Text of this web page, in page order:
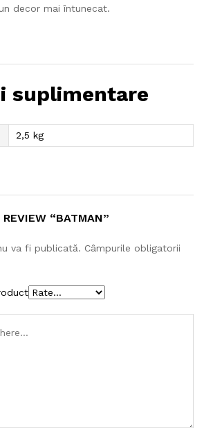
decor mai întunecat.
suplimentare
2,5 kg
“BATMAN”
va fi publicată. Câmpurile obligatorii